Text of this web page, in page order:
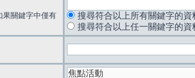
果關鍵字中僅有
搜尋符合以上所有關鍵字的資
搜尋符合以上任一關鍵字的資